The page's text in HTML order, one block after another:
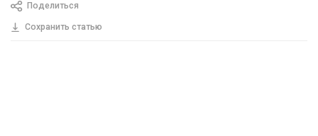
Поделиться
Сохранить статью